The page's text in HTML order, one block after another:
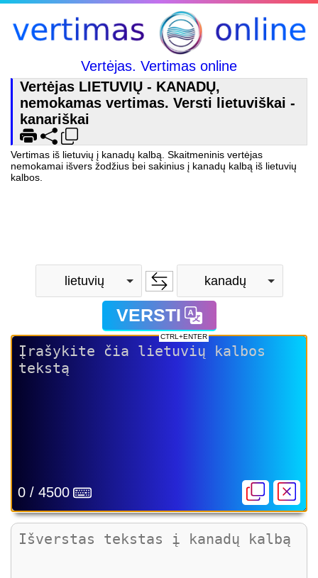
Vertėjas. Vertimas online
Vertėjas LIETUVIŲ - KANADŲ,
nemokamas vertimas. Versti lietuviškai -
kanariškai
Vertimas iš lietuvių į kanadų kalbą. Skaitmeninis vertėjas
nemokamai išvers žodžius bei sakinius į kanadų kalbą iš lietuvių
kalbos.
lietuvių kanadų
VERSTI
CTRL+ENTER
0 / 4500